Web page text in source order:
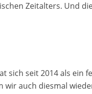
Zeitalters. Und
sich seit 2014 als
auch diesmal